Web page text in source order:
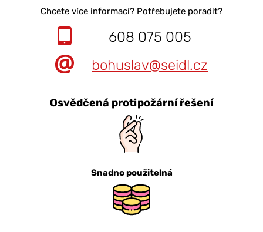
Chcete více informací? Potřebujete poradit?
608 075 005
bohuslav@seidl.cz
Osvědčená protipožární řešení
Snadno použitelná